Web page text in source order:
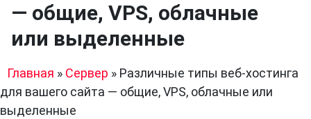
— общие, VPS, облачные
или выделенные
Главная » Сервер » Различные типы веб-хостинга
для вашего сайта — общие, VPS, облачные или
выделенные